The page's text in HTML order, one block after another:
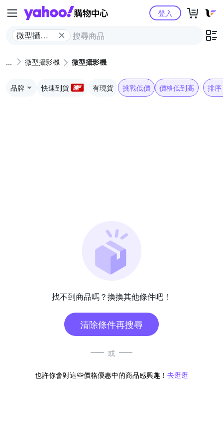
Yahoo購物中心
微型攝影
登入
微型攝影機 微型攝影機
品牌 快速到貨 有現貨 挑戰低價 價格低到高 排序
找不到商品嗎？換換其他條件吧！
清除條件再搜尋
或
也許你會對這些價格優惠中的商品感興趣！ 去逛逛